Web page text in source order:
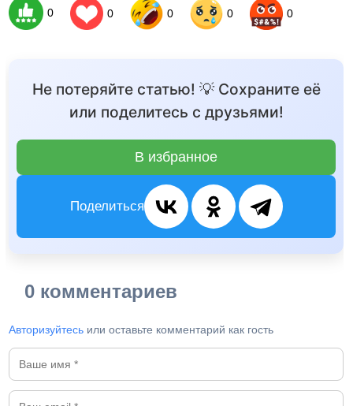
0 0 0 0 0
Не потеряйте статью! 💡 Сохраните её
или поделитесь с друзьями!
В избранное
Поделиться
0 комментариев
Авторизуйтесь или оставьте комментарий как гость